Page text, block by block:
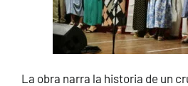
La obra narra la historia de un